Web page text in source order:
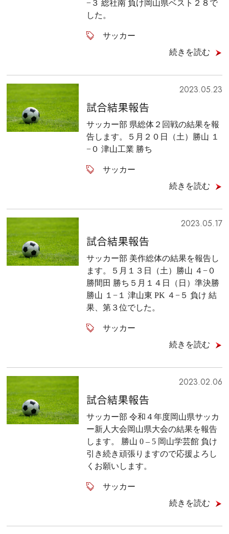
サッカー
−３ 総社南 負け岡山県ベスト２８で
した。
続きを読む
2023.05.23
サッカー
試合結果報告
サッカー部 県総体２回戦の結果を報
告します。５月２０日（土）勝山 １
−０ 津山工業 勝ち
続きを読む
2023.05.17
サッカー
試合結果報告
サッカー部 美作総体の結果を報告し
ます。５月１３日（土）勝山 ４−０
勝間田 勝ち５月１４日（日）準決勝
勝山 １−１ 津山東 PK ４−５ 負け 結
果、第３位でした。
続きを読む
2023.02.06
サッカー
試合結果報告
サッカー部 令和４年度岡山県サッカ
ー新人大会岡山県大会の結果を報告
します。 勝山 0 – 5 岡山学芸館 負け
引き続き頑張りますので応援よろし
くお願いします。
続きを読む